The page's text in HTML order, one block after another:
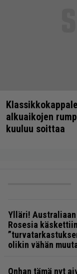
alkuaikojen
kuuluu soittaa
Ylläri! Australiaan
Rosesia
olikin vähän
Onhan tämä nyt